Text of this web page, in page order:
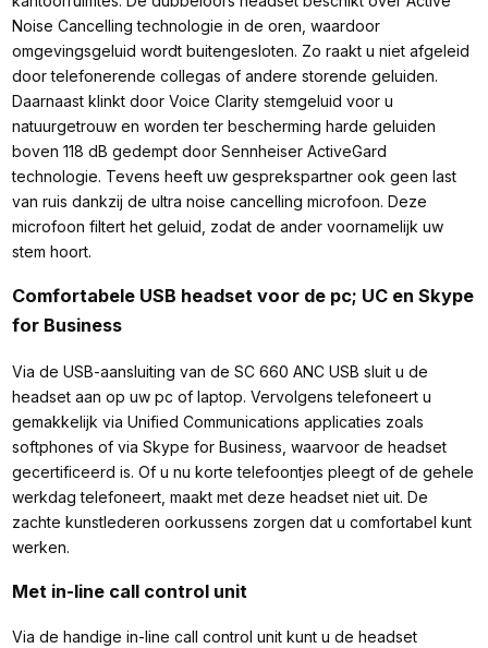
Noise Cancelling technologie in de oren, waardoor
omgevingsgeluid wordt buitengesloten. Zo raakt u niet afgeleid
door telefonerende collegas of andere storende geluiden.
Daarnaast klinkt door Voice Clarity stemgeluid voor u
natuurgetrouw en worden ter bescherming harde geluiden
boven 118 dB gedempt door Sennheiser ActiveGard
technologie. Tevens heeft uw gesprekspartner ook geen last
van ruis dankzij de ultra noise cancelling microfoon. Deze
microfoon filtert het geluid, zodat de ander voornamelijk uw
stem hoort.
Comfortabele USB headset voor de pc; UC en Skype
for Business
Via de USB-aansluiting van de SC 660 ANC USB sluit u de
headset aan op uw pc of laptop. Vervolgens telefoneert u
gemakkelijk via Unified Communications applicaties zoals
softphones of via Skype for Business, waarvoor de headset
gecertificeerd is. Of u nu korte telefoontjes pleegt of de gehele
werkdag telefoneert, maakt met deze headset niet uit. De
zachte kunstlederen oorkussens zorgen dat u comfortabel kunt
werken.
Met in-line call control unit
Via de handige in-line call control unit kunt u de headset